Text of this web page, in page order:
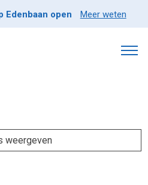
Edenbaan open Meer weten
weergeven